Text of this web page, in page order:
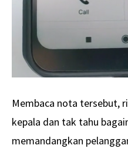
Membaca nota tersebut,
kepala dan tak tahu
memandangkan